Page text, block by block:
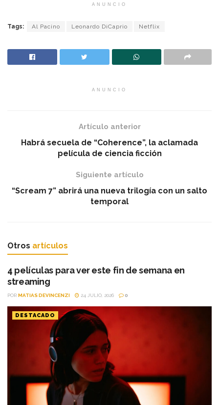
ANUNCIO
Tags: Al Pacino Leonardo DiCaprio Netflix
ANUNCIO
Artículo anterior
Habrá secuela de “Coherence”, la aclamada
película de ciencia ficción
Siguiente artículo
“Scream 7” abrirá una nueva trilogía con un salto
temporal
Otros artículos
4 películas para ver este fin de semana en
streaming
POR MATIAS DEVINCENZI 24 JULIO, 2026 0
DESTACADO